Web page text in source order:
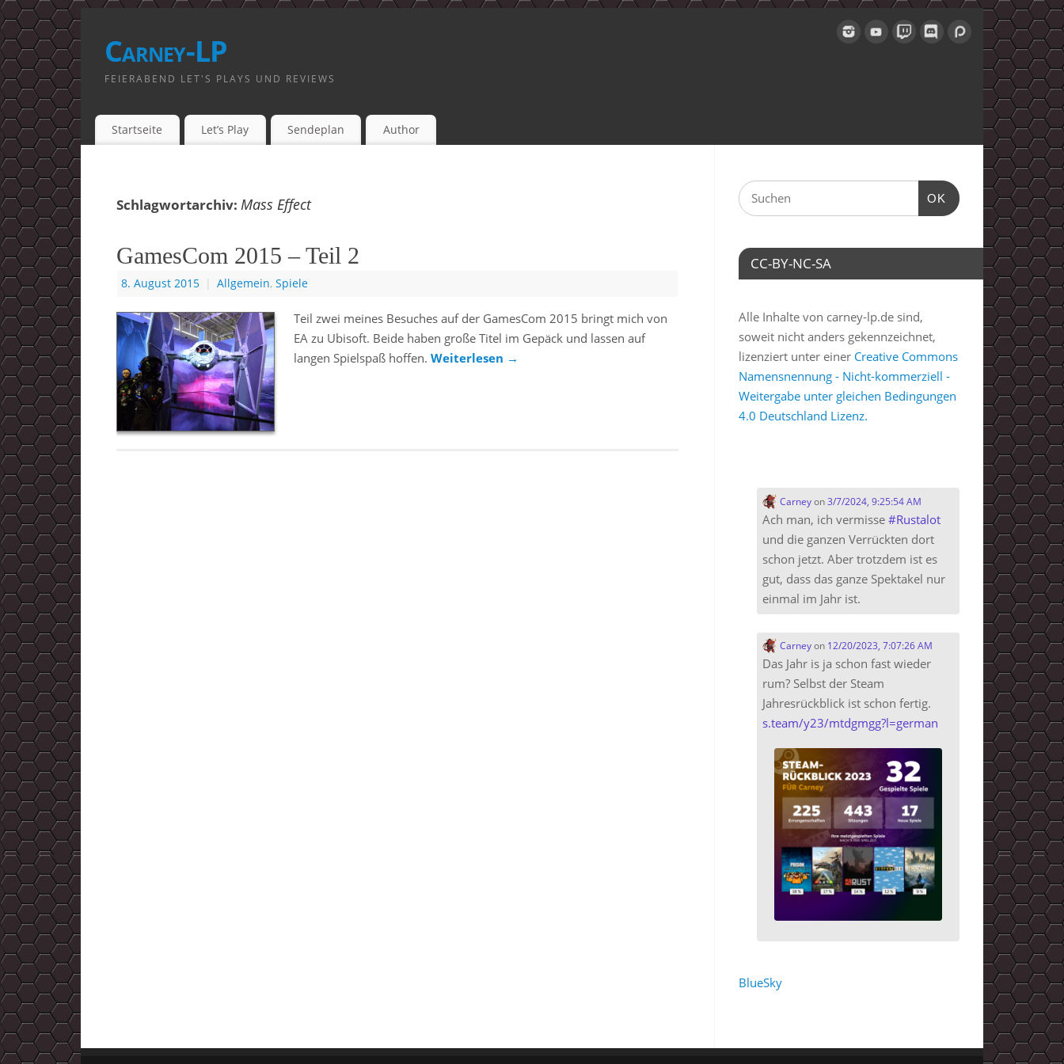
Carney-LP
FEIERABEND LET'S PLAYS UND REVIEWS
Startseite Let’s Play Sendeplan Author
Schlagwortarchiv: Mass Effect
GamesCom 2015 – Teil 2
8. August 2015 | Allgemein, Spiele
Teil zwei meines Besuches auf der GamesCom 2015 bringt mich von
EA zu Ubisoft. Beide haben große Titel im Gepäck und lassen auf
langen Spielspaß hoffen. Weiterlesen →
OK
CC-BY-NC-SA
Alle Inhalte von carney-lp.de sind,
soweit nicht anders gekennzeichnet,
lizenziert unter einer Creative Commons
Namensnennung - Nicht-kommerziell -
Weitergabe unter gleichen Bedingungen
4.0 Deutschland Lizenz.
Carneyon3/7/2024, 9:25:54 AM
Ach man, ich vermisse #Rustalot
und die ganzen Verrückten dort
schon jetzt. Aber trotzdem ist es
gut, dass das ganze Spektakel nur
einmal im Jahr ist.
Carneyon 12/20/2023, 7:07:26 AM
Das Jahr is ja schon fast wieder
rum? Selbst der Steam
Jahresrückblick ist schon fertig.
s.team/y23/mtdgmgg?l=german
BlueSky